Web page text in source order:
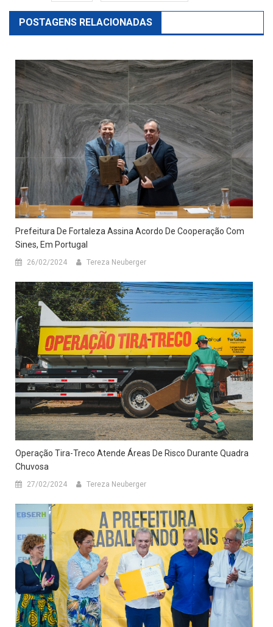
POSTAGENS RELACIONADAS
Prefeitura De Fortaleza Assina Acordo De Cooperação Com
Sines, Em Portugal
26/02/2024 Tereza Neuberger
Operação Tira-Treco Atende Áreas De Risco Durante Quadra
Chuvosa
27/02/2024 Tereza Neuberger